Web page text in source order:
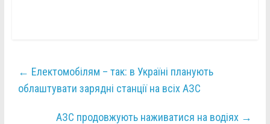
← Електомобілям – так: в Україні планують
облаштувати зарядні станції на всіх АЗС
АЗС продовжують наживатися на водіях →